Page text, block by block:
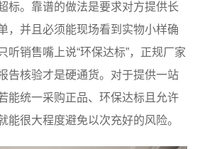
标。靠谱的做法是要求对方提供长
，并且必须能现场看到实物小样确
听销售嘴上说“环保达标”，正规厂家
告核验才是硬通货。对于提供一站
能统一采购正品、环保达标且允许
能很大程度避免以次充好的风险。